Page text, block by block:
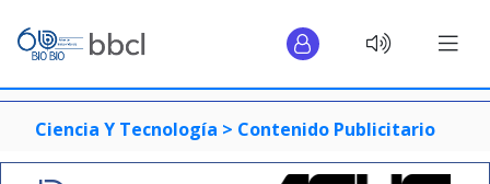
Ciencia Y Tecnología > Contenido Publicitario